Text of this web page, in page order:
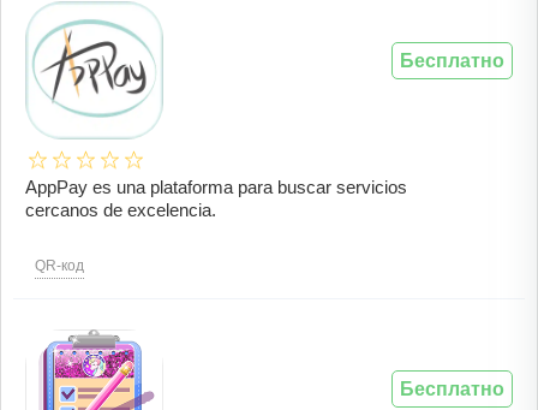
AppPay es una plataforma para buscar servicios
cercanos de excelencia.
QR-код
Бесплатно
Бесплатно